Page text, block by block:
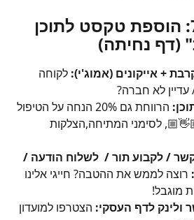
דוגמה מספר 7: הוספת טקסט לתוכן
(דף נחיתה)
+ אייקונים (אמוג'י): לקוחה
עדיין לא חברה?
הרווחת גם 20% הנחה על הטיפול
לסימני המתיחה,הצלקות
/ לקבוע תור /  לשלוח הודעה /
רוצה לממש את ההטבה? חייגי אלינו
מוגבל!
ולינק לדף העסקי: הצטרפו למועדון